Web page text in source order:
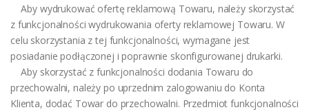
Aby wydrukować ofertę reklamową Towaru, należy skorzystać
z funkcjonalności wydrukowania oferty reklamowej Towaru. W
celu skorzystania z tej funkcjonalności, wymagane jest
posiadanie podłączonej i poprawnie skonfigurowanej drukarki.
Aby skorzystać z funkcjonalności dodania Towaru do
przechowalni, należy po uprzednim zalogowaniu do Konta
Klienta, dodać Towar do przechowalni. Przedmiot funkcjonalności